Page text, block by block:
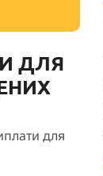
ДЛЯ
для